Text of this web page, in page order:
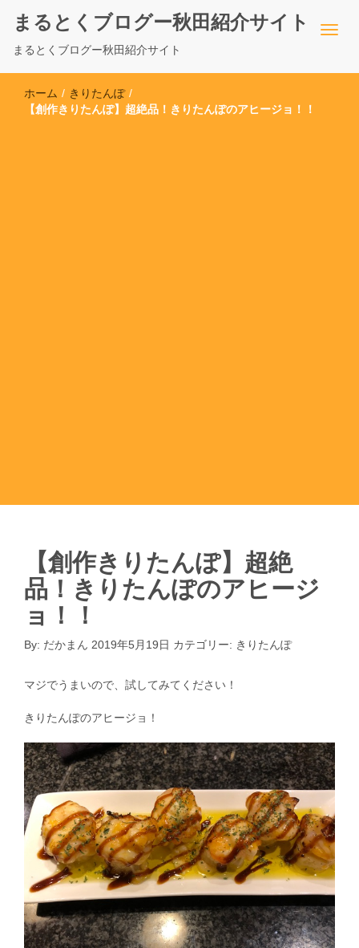
まるとくブログー秋田紹介サイト
まるとくブログー秋田紹介サイト
ホーム / きりたんぽ /
【創作きりたんぽ】超絶品！きりたんぽのアヒージョ！！
【創作きりたんぽ】超絶
品！きりたんぽのアヒージ
ョ！！
By: だかまん 2019年5月19日 カテゴリー: きりたんぽ
マジでうまいので、試してみてください！
きりたんぽのアヒージョ！